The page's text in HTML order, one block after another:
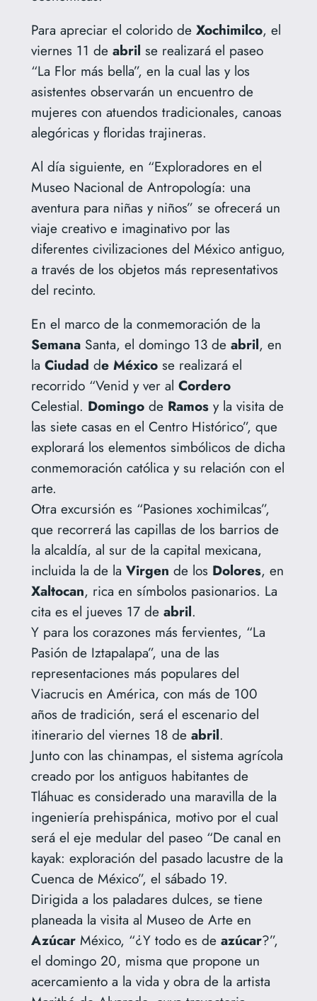
Para apreciar el colorido de Xochimilco, el
viernes 11 de abril se realizará el paseo
“La Flor más bella”, en la cual las y los
asistentes observarán un encuentro de
mujeres con atuendos tradicionales, canoas
alegóricas y floridas trajineras.
Al día siguiente, en “Exploradores en el
Museo Nacional de Antropología: una
aventura para niñas y niños” se ofrecerá un
viaje creativo e imaginativo por las
diferentes civilizaciones del México antiguo,
a través de los objetos más representativos
del recinto.
En el marco de la conmemoración de la
SemanaSanta, el domingo 13 de abril, en
la Ciudad de Méxicose realizará el
recorrido “Venid y ver al Cordero
Celestial. Domingode Ramosy la visita de
las siete casas en el Centro Histórico”, que
explorará los elementos simbólicos de dicha
conmemoración católica y su relación con el
arte.
Otra excursión es “Pasiones xochimilcas”,
que recorrerá las capillas de los barrios de
la alcaldía, al sur de la capital mexicana,
incluida la de la Virgen de los Dolores, en
Xaltocan, rica en símbolos pasionarios. La
cita es el jueves 17 de abril.
Y para los corazones más fervientes, “La
Pasión de Iztapalapa”, una de las
representaciones más populares del
Viacrucis en América, con más de 100
años de tradición, será el escenario del
itinerario del viernes 18 de abril.
Junto con las chinampas, el sistema agrícola
creado por los antiguos habitantes de
Tláhuac es considerado una maravilla de la
ingeniería prehispánica, motivo por el cual
será el eje medular del paseo “De canal en
kayak: exploración del pasado lacustre de la
Cuenca de México”, el sábado 19.
Dirigida a los paladares dulces, se tiene
planeada la visita al Museo de Arte en
AzúcarMéxico, “¿Y todo es de azúcar?”,
el domingo 20, misma que propone un
acercamiento a la vida y obra de la artista